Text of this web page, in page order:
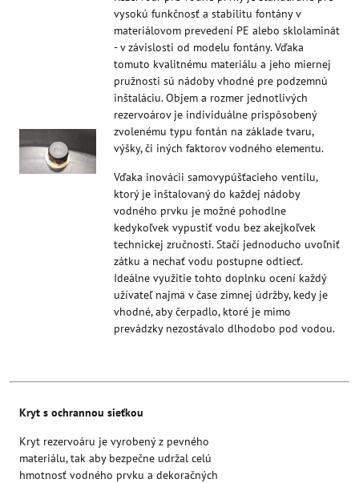
vysokú funkčnosť a stabilitu fontány v
materiálovom prevedení PE alebo sklolaminát
- v závislosti od modelu fontány. Vďaka
tomuto kvalitnému materiálu a jeho miernej
pružnosti sú nádoby vhodné pre podzemnú
inštaláciu. Objem a rozmer jednotlivých
rezervoárov je individuálne prispôsobený
zvolenému typu fontán na základe tvaru,
výšky, či iných faktorov vodného elementu.
Vďaka inovácii samovypúšťacieho ventilu,
ktorý je inštalovaný do každej nádoby
vodného prvku je možné pohodlne
kedykoľvek vypustiť vodu bez akejkoľvek
technickej zručnosti. Stačí jednoducho uvoľniť
zátku a nechať vodu postupne odtiecť.
Ideálne využitie tohto doplnku ocení každý
užívateľ najmä v čase zimnej údržby, kedy je
vhodné, aby čerpadlo, ktoré je mimo
prevádzky nezostávalo dlhodobo pod vodou.
Kryt s ochrannou sieťkou
Kryt rezervoáru je vyrobený z pevného
materiálu, tak aby bezpečne udržal celú
hmotnosť vodného prvku a dekoračných